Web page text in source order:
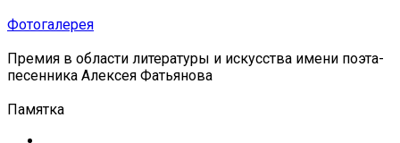
Фотогалерея
Премия в области литературы и искусства имени поэта-
песенника Алексея Фатьянова
Памятка